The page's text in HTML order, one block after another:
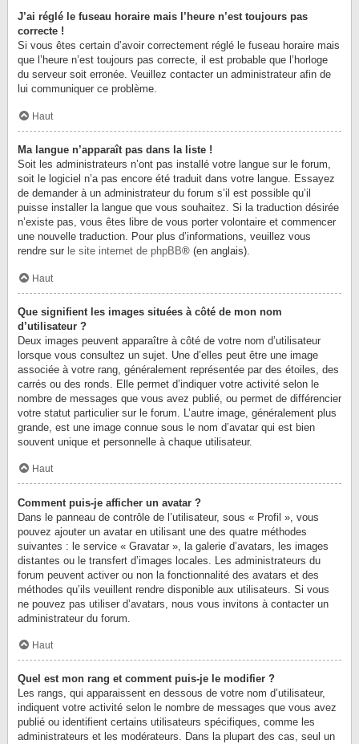
J’ai réglé le fuseau horaire mais l’heure n’est toujours pas
correcte !
Si vous êtes certain d’avoir correctement réglé le fuseau horaire mais
que l’heure n’est toujours pas correcte, il est probable que l’horloge
du serveur soit erronée. Veuillez contacter un administrateur afin de
lui communiquer ce problème.
Haut
Ma langue n’apparaît pas dans la liste !
Soit les administrateurs n’ont pas installé votre langue sur le forum,
soit le logiciel n’a pas encore été traduit dans votre langue. Essayez
de demander à un administrateur du forum s’il est possible qu’il
puisse installer la langue que vous souhaitez. Si la traduction désirée
n’existe pas, vous êtes libre de vous porter volontaire et commencer
une nouvelle traduction. Pour plus d’informations, veuillez vous
rendre sur le site internet de phpBB® (en anglais).
Haut
Que signifient les images situées à côté de mon nom
d’utilisateur ?
Deux images peuvent apparaître à côté de votre nom d’utilisateur
lorsque vous consultez un sujet. Une d’elles peut être une image
associée à votre rang, généralement représentée par des étoiles, des
carrés ou des ronds. Elle permet d’indiquer votre activité selon le
nombre de messages que vous avez publié, ou permet de différencier
votre statut particulier sur le forum. L’autre image, généralement plus
grande, est une image connue sous le nom d’avatar qui est bien
souvent unique et personnelle à chaque utilisateur.
Haut
Comment puis-je afficher un avatar ?
Dans le panneau de contrôle de l’utilisateur, sous « Profil », vous
pouvez ajouter un avatar en utilisant une des quatre méthodes
suivantes : le service « Gravatar », la galerie d’avatars, les images
distantes ou le transfert d’images locales. Les administrateurs du
forum peuvent activer ou non la fonctionnalité des avatars et des
méthodes qu’ils veuillent rendre disponible aux utilisateurs. Si vous
ne pouvez pas utiliser d’avatars, nous vous invitons à contacter un
administrateur du forum.
Haut
Quel est mon rang et comment puis-je le modifier ?
Les rangs, qui apparaissent en dessous de votre nom d’utilisateur,
indiquent votre activité selon le nombre de messages que vous avez
publié ou identifient certains utilisateurs spécifiques, comme les
administrateurs et les modérateurs. Dans la plupart des cas, seul un